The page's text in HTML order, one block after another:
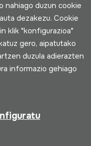
Cookie politika
nahiago duzun cookie
dezakezu. Cookie
klik "konfigurazioa"
gero, aipatutako
duzula adierazten
informazio gehiago